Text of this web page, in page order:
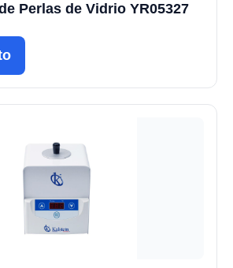
Perlas de Vidrio YR05327